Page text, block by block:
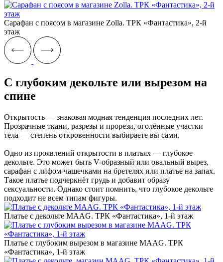
Сарафан с поясом в магазине Zolla. ТРК «‎Фантастика», 2-й
этаж
С глубоким декольте или вырезом на
спине
Открытость — знаковая модная тенденция последних лет.
Прозрачные ткани, разрезы и прорези, оголённые участки
тела — степень откровенности выбираете вы сами.
Одно из проявлений открытости в платьях — глубокое
декольте. Это может быть V-образный или овальный вырез,
сарафан с лифом-чашечками на бретелях или платье на запах.
Такое платье подчеркнёт грудь и добавит образу
сексуальности. Однако стоит помнить, что глубокое декольте
подходит не всем типам фигуры.
Платье с декольте MAAG. ТРК «Фантастика», 1-й этаж
Платье с глубоким вырезом в магазине MAAG. ТРК
«Фантастика», 1-й этаж